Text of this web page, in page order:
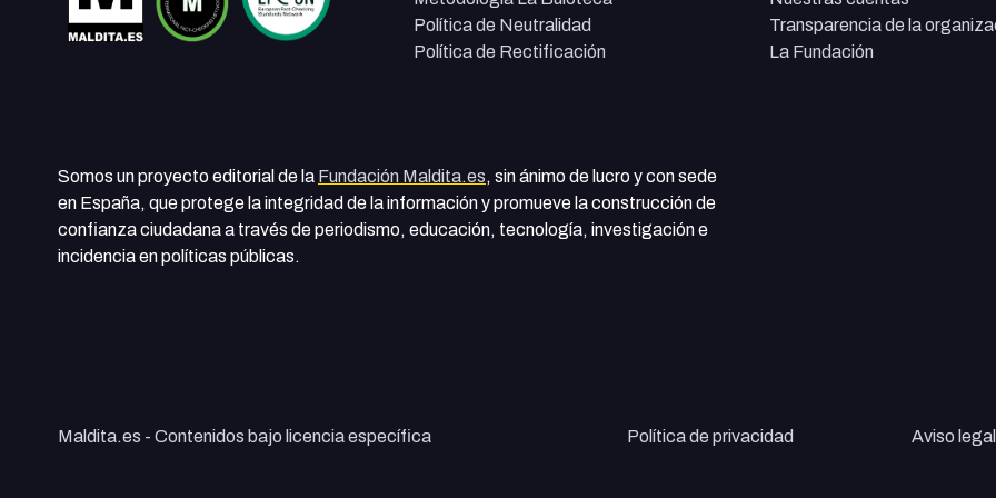
Política de Neutralidad
Política de Rectificación
Transparencia de la
La Fundación
Somos un proyecto editorial de la Fundación Maldita.es, sin ánimo de lucro y con sede
en España, que protege la integridad de la información y promueve la construcción de
confianza ciudadana a través de periodismo, educación, tecnología, investigación e
incidencia en políticas públicas.
Maldita.es - Contenidos bajo licencia específica Política de privacidad Aviso legal